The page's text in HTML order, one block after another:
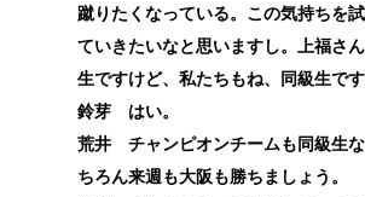
蹴りたくなっている。この気持ちを
ていきたいなと思いますし。上福さ
生ですけど、私たちもね、同級生です
鈴芽 はい。
荒井 チャンピオンチームも同級生
ちろん来週も大阪も勝ちましょう。